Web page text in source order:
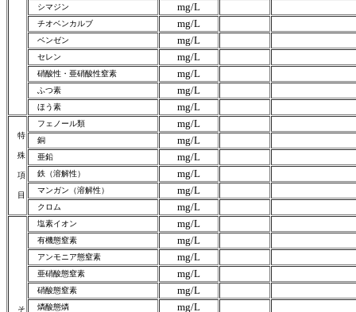
シマジン mg/L
チオベンカルブ mg/L
ベンゼン mg/L
セレン mg/L
硝酸性・亜硝酸性窒素 mg/L
ふつ素 mg/L
ほう素 mg/L
特
殊
項
目
フェノール類 mg/L
銅 mg/L
亜鉛 mg/L
鉄（溶解性） mg/L
マンガン（溶解性） mg/L
クロム mg/L
そ
塩素イオン mg/L
有機態窒素 mg/L
アンモニア態窒素 mg/L
亜硝酸態窒素 mg/L
硝酸態窒素 mg/L
燐酸態燐 mg/L